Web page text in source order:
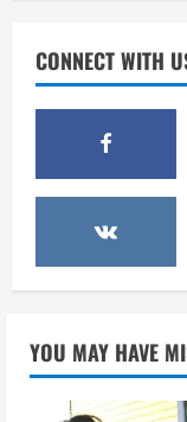
3
CONNECT WITH
YOU MAY HAVE